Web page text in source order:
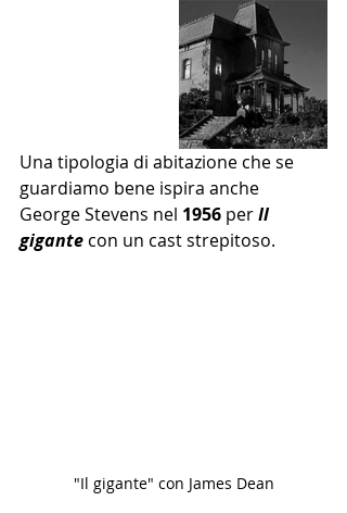
Una tipologia di abitazione che se
guardiamo bene ispira anche
George Stevens nel 1956 per Il
gigante con un cast strepitoso.
"Il gigante" con James Dean